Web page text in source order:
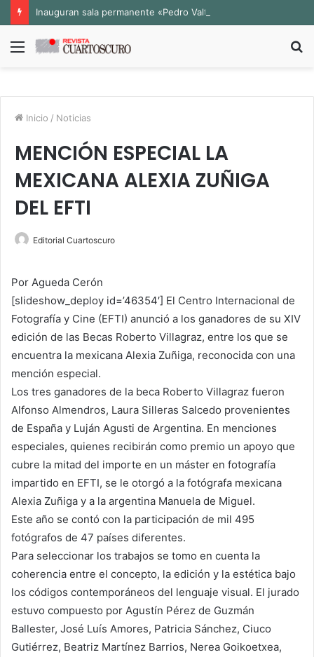
Menú
Inicio / Noticias
MENCIÓN ESPECIAL LA
MEXICANA ALEXIA ZUÑIGA
DEL EFTI
Editorial Cuartoscuro
Por Agueda Cerón
[slideshow_deploy id=’46354′] El Centro Internacional de
Fotografía y Cine (EFTI) anunció a los ganadores de su XIV
edición de las Becas Roberto Villagraz, entre los que se
encuentra la mexicana Alexia Zuñiga, reconocida con una
mención especial.
Los tres ganadores de la beca Roberto Villagraz fueron
Alfonso Almendros, Laura Silleras Salcedo provenientes
de España y Luján Agusti de Argentina. En menciones
especiales, quienes recibirán como premio un apoyo que
cubre la mitad del importe en un máster en fotografía
impartido en EFTI, se le otorgó a la fotógrafa mexicana
Alexia Zuñiga y a la argentina Manuela de Miguel.
Este año se contó con la participación de mil 495
fotógrafos de 47 países diferentes.
Para seleccionar los trabajos se tomo en cuenta la
coherencia entre el concepto, la edición y la estética bajo
los códigos contemporáneos del lenguaje visual. El jurado
estuvo compuesto por Agustín Pérez de Guzmán
Ballester, José Luís Amores, Patricia Sánchez, Ciuco
Gutiérrez, Beatriz Martínez Barrios, Nerea Goikoetxea,